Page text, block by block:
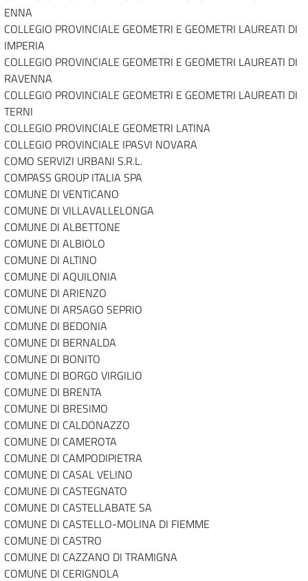
ENNA
COLLEGIO PROVINCIALE GEOMETRI E GEOMETRI LAUREATI DI
IMPERIA
COLLEGIO PROVINCIALE GEOMETRI E GEOMETRI LAUREATI DI
RAVENNA
COLLEGIO PROVINCIALE GEOMETRI E GEOMETRI LAUREATI DI
TERNI
COLLEGIO PROVINCIALE GEOMETRI LATINA
COLLEGIO PROVINCIALE IPASVI NOVARA
COMO SERVIZI URBANI S.R.L.
COMPASS GROUP ITALIA SPA
COMUNE DI VENTICANO
COMUNE DI VILLAVALLELONGA
COMUNE DI ALBETTONE
COMUNE DI ALBIOLO
COMUNE DI ALTINO
COMUNE DI AQUILONIA
COMUNE DI ARIENZO
COMUNE DI ARSAGO SEPRIO
COMUNE DI BEDONIA
COMUNE DI BERNALDA
COMUNE DI BONITO
COMUNE DI BORGO VIRGILIO
COMUNE DI BRENTA
COMUNE DI BRESIMO
COMUNE DI CALDONAZZO
COMUNE DI CAMEROTA
COMUNE DI CAMPODIPIETRA
COMUNE DI CASAL VELINO
COMUNE DI CASTEGNATO
COMUNE DI CASTELLABATE SA
COMUNE DI CASTELLO-MOLINA DI FIEMME
COMUNE DI CASTRO
COMUNE DI CAZZANO DI TRAMIGNA
COMUNE DI CERIGNOLA